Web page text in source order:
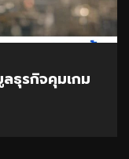
ธุรกิจคุมเกม